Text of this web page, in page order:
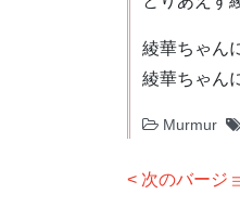
綾華ちゃん
綾華ちゃん
Murmur
投次のバージ